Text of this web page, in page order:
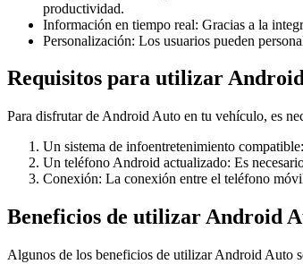
productividad.
Información en tiempo real: Gracias a la
Personalización: Los usuarios pueden
Requisitos para utilizar
Para disfrutar de Android Auto en tu vehículo, es
Un sistema de infoentretenimiento
Un teléfono Android actualizado: Es
Conexión: La conexión entre el teléfono
Beneficios de utilizar Android
Algunos de los beneficios de utilizar Android Auto